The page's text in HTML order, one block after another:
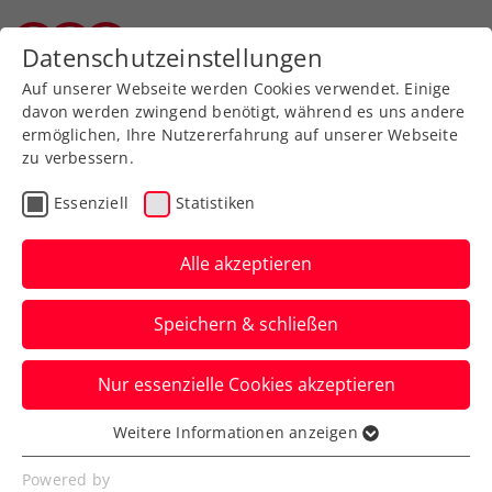
Zurück zur Newsübersicht
Turniere
Danube Upper Austria
Open powered by SKE:
Aus für Melzer,
Schwärzler, Misolic
Der ATP-100-Challenger in Mauthausen
geht ohne rot-weiß-rote Beteiligung ins
Finalwochenende.
Datenschutzeinstellungen
Auf unserer Webseite werden Cookies verwendet. Einige
davon werden zwingend benötigt, während es uns andere
ermöglichen, Ihre Nutzererfahrung auf unserer Webseite
zu verbessern.
Essenziell Statistiken
Alle akzeptieren
Speichern & schließen
Nur essenzielle Cookies akzeptieren
Essenziell
Essenzielle Cookies werden für grundlegende
Weitere Informationen anzeigen
Powered by